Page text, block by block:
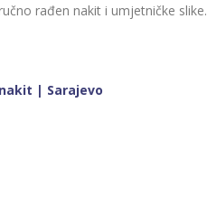
rađen nakit i umjetničke slike.
| Sarajevo